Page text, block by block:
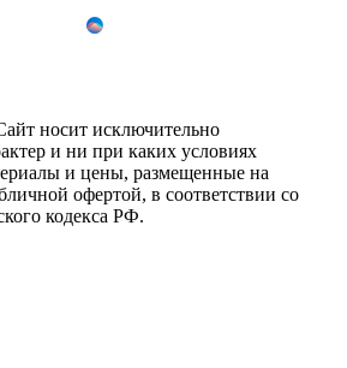
пару
i
Омска: вы
долго
это
носит исключительно
и ни при каких условиях
и цены, размещенные на
офертой, в соответствии со
кодекса РФ.